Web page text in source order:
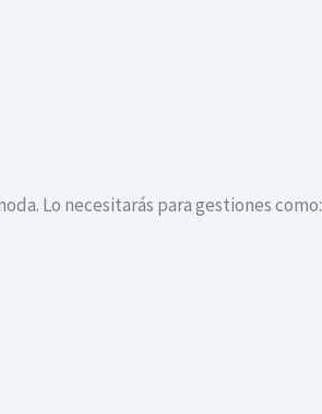
Lo necesitarás para gestiones como: